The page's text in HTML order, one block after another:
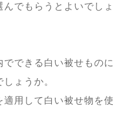
でもらうとよいでしょ
できる白い被せものに
ょうか。
用して白い被せ物を使